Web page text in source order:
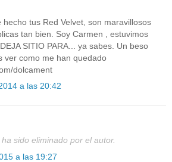
hecho tus Red Velvet, son maravillosos
tan bien. Soy Carmen , estuvimos
SITIO PARA... ya sabes. Un beso
ver como me han quedado
dolcament
a las 20:42
sido eliminado por el autor.
a las 19:27